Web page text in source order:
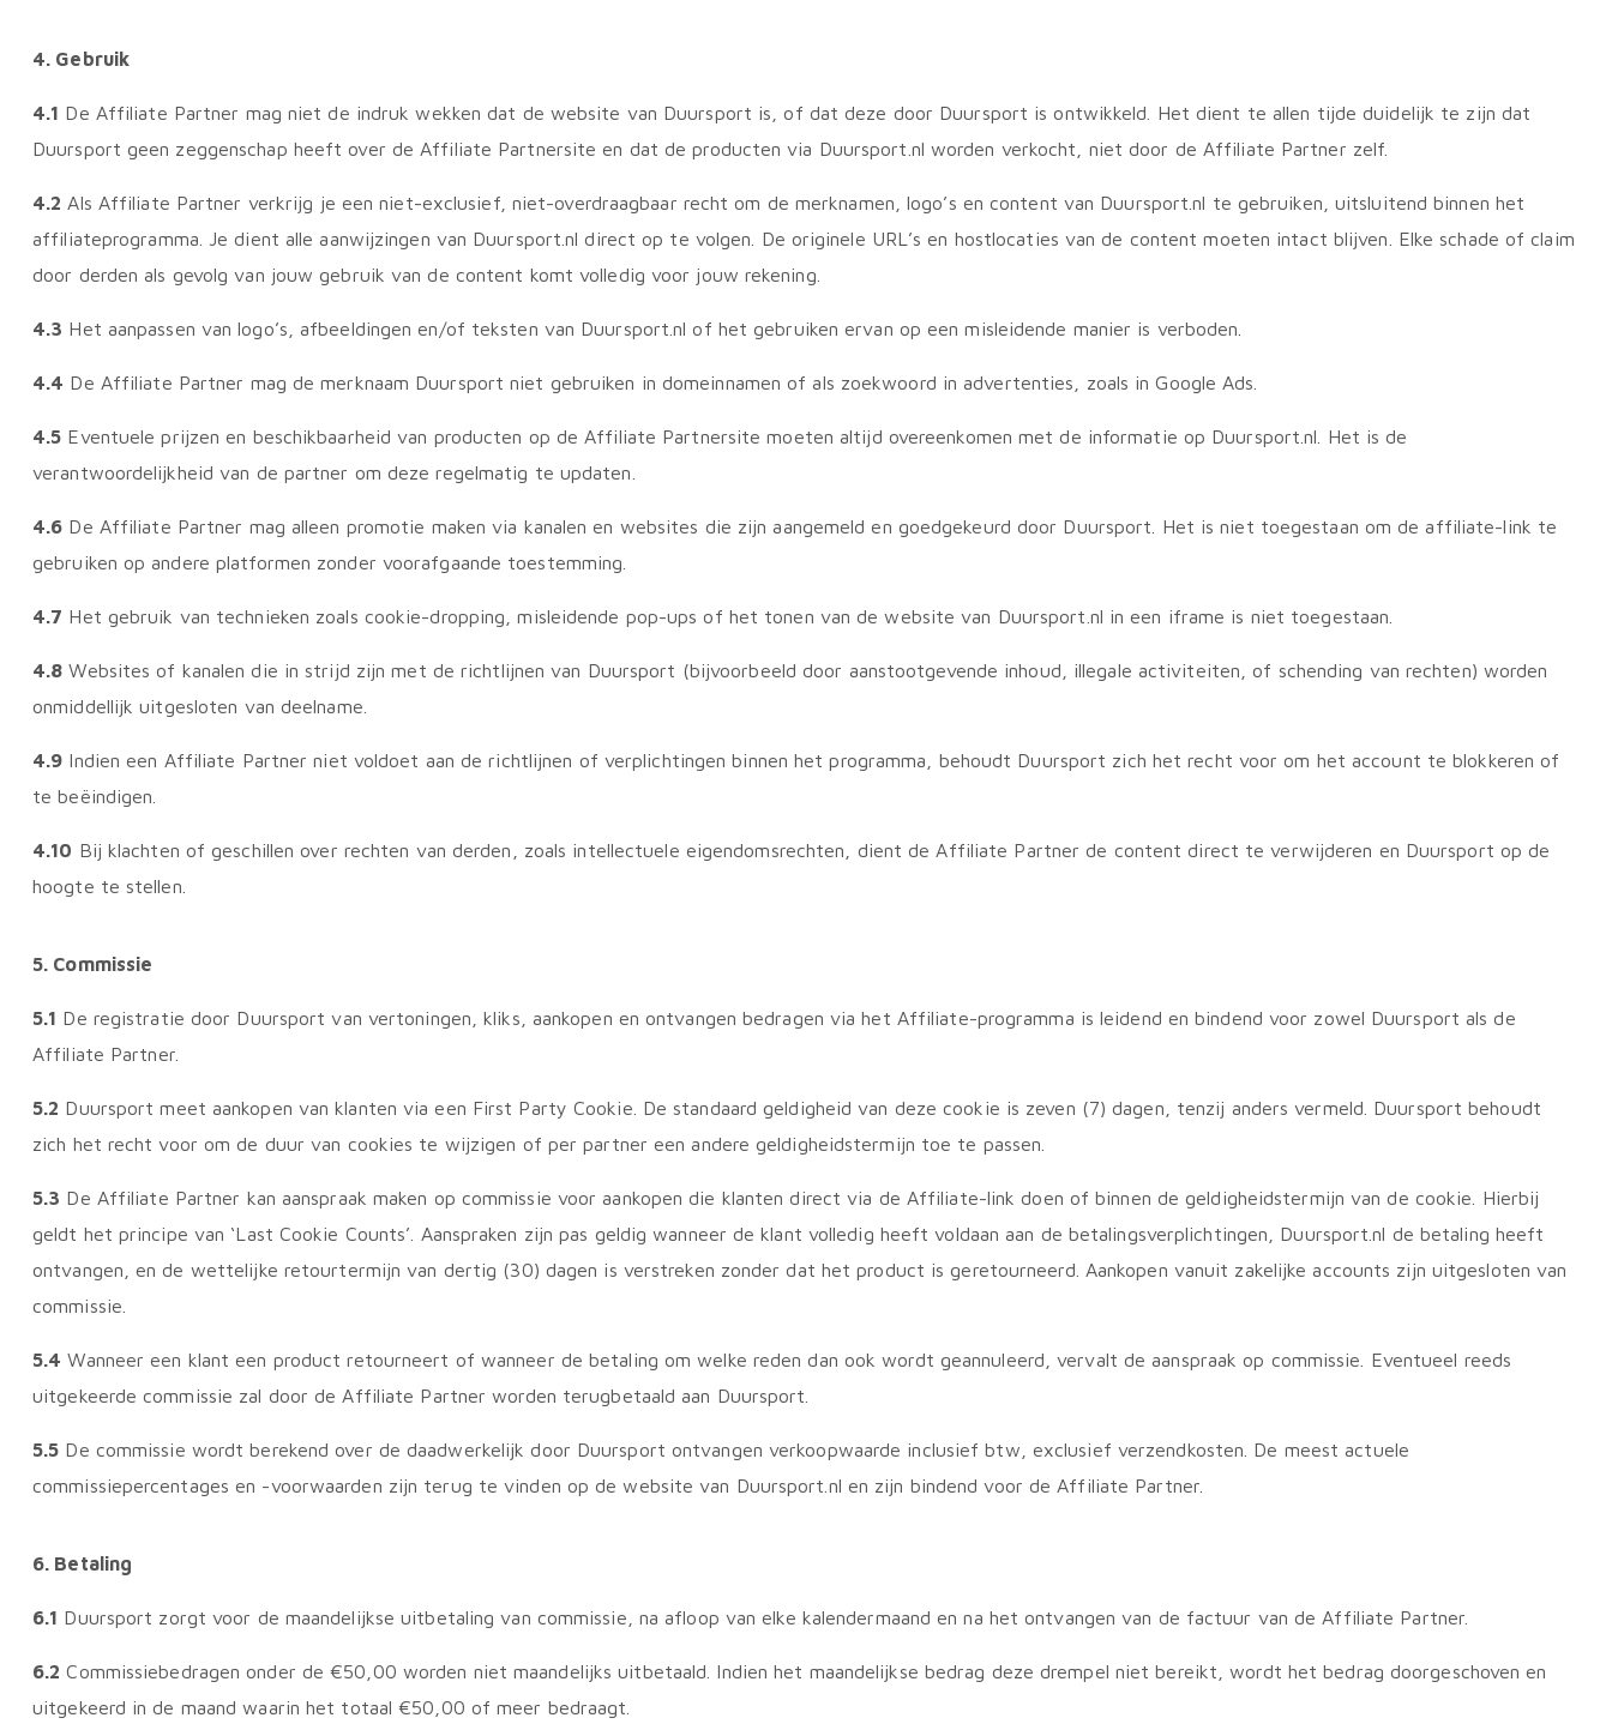
4. Gebruik
4.1 De Affiliate Partner mag niet de indruk wekken dat de website van Duursport is, of dat deze door Duursport is ontwikkeld. Het dient te allen tijde duidelijk te zijn dat
Duursport geen zeggenschap heeft over de Affiliate Partnersite en dat de producten via Duursport.nl worden verkocht, niet door de Affiliate Partner zelf.
4.2 Als Affiliate Partner verkrijg je een niet-exclusief, niet-overdraagbaar recht om de merknamen, logo’s en content van Duursport.nl te gebruiken, uitsluitend binnen het
affiliateprogramma. Je dient alle aanwijzingen van Duursport.nl direct op te volgen. De originele URL’s en hostlocaties van de content moeten intact blijven. Elke schade of claim
door derden als gevolg van jouw gebruik van de content komt volledig voor jouw rekening.
4.3 Het aanpassen van logo’s, afbeeldingen en/of teksten van Duursport.nl of het gebruiken ervan op een misleidende manier is verboden.
4.4 De Affiliate Partner mag de merknaam Duursport niet gebruiken in domeinnamen of als zoekwoord in advertenties, zoals in Google Ads.
4.5 Eventuele prijzen en beschikbaarheid van producten op de Affiliate Partnersite moeten altijd overeenkomen met de informatie op Duursport.nl. Het is de
verantwoordelijkheid van de partner om deze regelmatig te updaten.
4.6 De Affiliate Partner mag alleen promotie maken via kanalen en websites die zijn aangemeld en goedgekeurd door Duursport. Het is niet toegestaan om de affiliate-link te
gebruiken op andere platformen zonder voorafgaande toestemming.
4.7 Het gebruik van technieken zoals cookie-dropping, misleidende pop-ups of het tonen van de website van Duursport.nl in een iframe is niet toegestaan.
4.8 Websites of kanalen die in strijd zijn met de richtlijnen van Duursport (bijvoorbeeld door aanstootgevende inhoud, illegale activiteiten, of schending van rechten) worden
onmiddellijk uitgesloten van deelname.
4.9 Indien een Affiliate Partner niet voldoet aan de richtlijnen of verplichtingen binnen het programma, behoudt Duursport zich het recht voor om het account te blokkeren of
te beëindigen.
4.10 Bij klachten of geschillen over rechten van derden, zoals intellectuele eigendomsrechten, dient de Affiliate Partner de content direct te verwijderen en Duursport op de
hoogte te stellen.
5. Commissie
5.1 De registratie door Duursport van vertoningen, kliks, aankopen en ontvangen bedragen via het Affiliate-programma is leidend en bindend voor zowel Duursport als de
Affiliate Partner.
5.2 Duursport meet aankopen van klanten via een First Party Cookie. De standaard geldigheid van deze cookie is zeven (7) dagen, tenzij anders vermeld. Duursport behoudt
zich het recht voor om de duur van cookies te wijzigen of per partner een andere geldigheidstermijn toe te passen.
5.3 De Affiliate Partner kan aanspraak maken op commissie voor aankopen die klanten direct via de Affiliate-link doen of binnen de geldigheidstermijn van de cookie. Hierbij
geldt het principe van ‘Last Cookie Counts’. Aanspraken zijn pas geldig wanneer de klant volledig heeft voldaan aan de betalingsverplichtingen, Duursport.nl de betaling heeft
ontvangen, en de wettelijke retourtermijn van dertig (30) dagen is verstreken zonder dat het product is geretourneerd. Aankopen vanuit zakelijke accounts zijn uitgesloten van
commissie.
5.4 Wanneer een klant een product retourneert of wanneer de betaling om welke reden dan ook wordt geannuleerd, vervalt de aanspraak op commissie. Eventueel reeds
uitgekeerde commissie zal door de Affiliate Partner worden terugbetaald aan Duursport.
5.5 De commissie wordt berekend over de daadwerkelijk door Duursport ontvangen verkoopwaarde inclusief btw, exclusief verzendkosten. De meest actuele
commissiepercentages en -voorwaarden zijn terug te vinden op de website van Duursport.nl en zijn bindend voor de Affiliate Partner.
6. Betaling
6.1 Duursport zorgt voor de maandelijkse uitbetaling van commissie, na afloop van elke kalendermaand en na het ontvangen van de factuur van de Affiliate Partner.
6.2 Commissiebedragen onder de €50,00 worden niet maandelijks uitbetaald. Indien het maandelijkse bedrag deze drempel niet bereikt, wordt het bedrag doorgeschoven en
uitgekeerd in de maand waarin het totaal €50,00 of meer bedraagt.